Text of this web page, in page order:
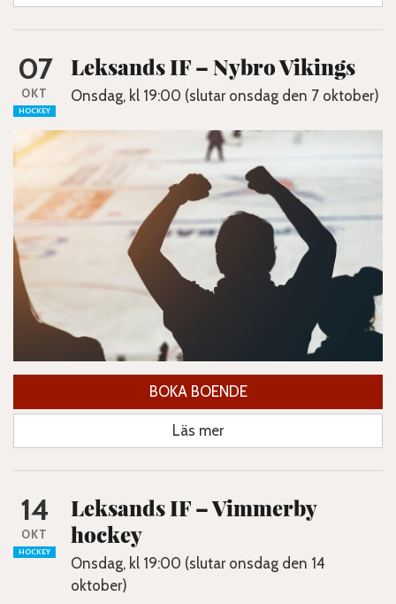
07
OKT
HOCKEY
Leksands IF – Nybro Vikings
Onsdag, kl 19:00 (slutar onsdag den 7 oktober)
BOKA BOENDE
Läs mer
14
OKT
HOCKEY
Leksands IF – Vimmerby
hockey
Onsdag, kl 19:00 (slutar onsdag den 14
oktober)